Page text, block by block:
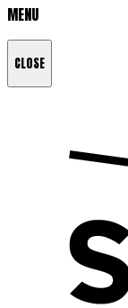
MENU
CLOSE